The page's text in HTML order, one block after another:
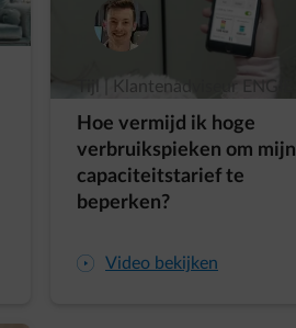
Tijl | Klantenadviseur ENGIE
Hoe vermijd ik hoge
verbruikspieken om mijn
capaciteitstarief te
beperken?
arrow-play-fwd Video bekijken